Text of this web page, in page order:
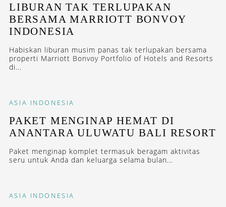
LIBURAN TAK TERLUPAKAN
BERSAMA MARRIOTT BONVOY
INDONESIA
Habiskan liburan musim panas tak terlupakan bersama
properti Marriott Bonvoy Portfolio of Hotels and Resorts
di...
ASIA INDONESIA
PAKET MENGINAP HEMAT DI
ANANTARA ULUWATU BALI RESORT
Paket menginap komplet termasuk beragam aktivitas
seru untuk Anda dan keluarga selama bulan...
ASIA INDONESIA